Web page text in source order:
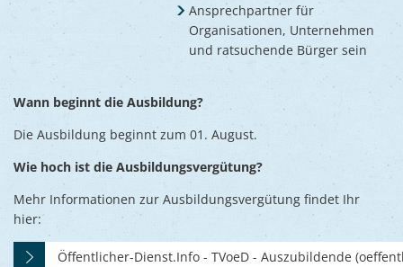
Ansprechpartner für
Organisationen, Unternehmen
und ratsuchende Bürger sein
Wann beginnt die Ausbildung?
Die Ausbildung beginnt zum 01. August.
Wie hoch ist die Ausbildungsvergütung?
Mehr Informationen zur Ausbildungsvergütung findet Ihr
hier:
Öffentlicher-Dienst.Info - TVoeD - Auszubildende